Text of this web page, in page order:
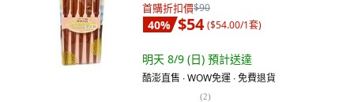
首購折扣價$90
40% $54 ($54.00/1套)
明天 8/9 (日) 預計送達
酷澎直售 ∙ WOW免運 ∙ 免費退貨
(2)